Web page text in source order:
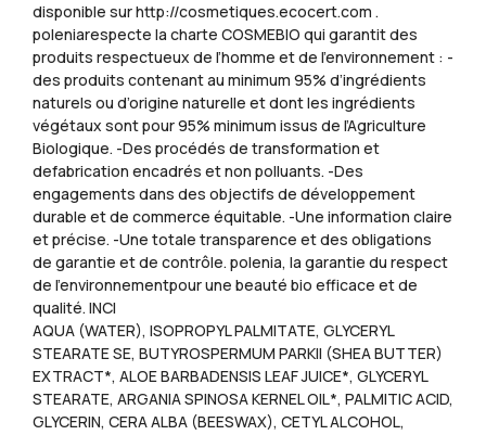
disponible sur http://cosmetiques.ecocert.com .
poleniarespecte la charte COSMEBIO qui garantit des
produits respectueux de l’homme et de l’environnement : -
des produits contenant au minimum 95% d’ingrédients
naturels ou d’origine naturelle et dont les ingrédients
végétaux sont pour 95% minimum issus de l’Agriculture
Biologique. -Des procédés de transformation et
defabrication encadrés et non polluants. -Des
engagements dans des objectifs de développement
durable et de commerce équitable. -Une information claire
et précise. -Une totale transparence et des obligations
de garantie et de contrôle. polenia, la garantie du respect
de l’environnementpour une beauté bio efficace et de
qualité. INCI
AQUA (WATER), ISOPROPYL PALMITATE, GLYCERYL
STEARATE SE, BUTYROSPERMUM PARKII (SHEA BUTTER)
EXTRACT*, ALOE BARBADENSIS LEAF JUICE*, GLYCERYL
STEARATE, ARGANIA SPINOSA KERNEL OIL*, PALMITIC ACID,
GLYCERIN, CERA ALBA (BEESWAX), CETYL ALCOHOL,